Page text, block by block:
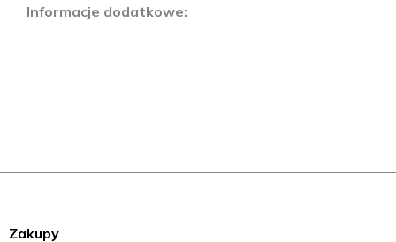
Informacje dodatkowe
Zakupy